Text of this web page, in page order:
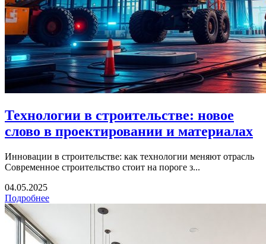
Технологии в строительстве: новое
слово в проектировании и материалах
Инновации в строительстве: как технологии меняют отрасль
Современное строительство стоит на пороге з...
04.05.2025
Подробнее